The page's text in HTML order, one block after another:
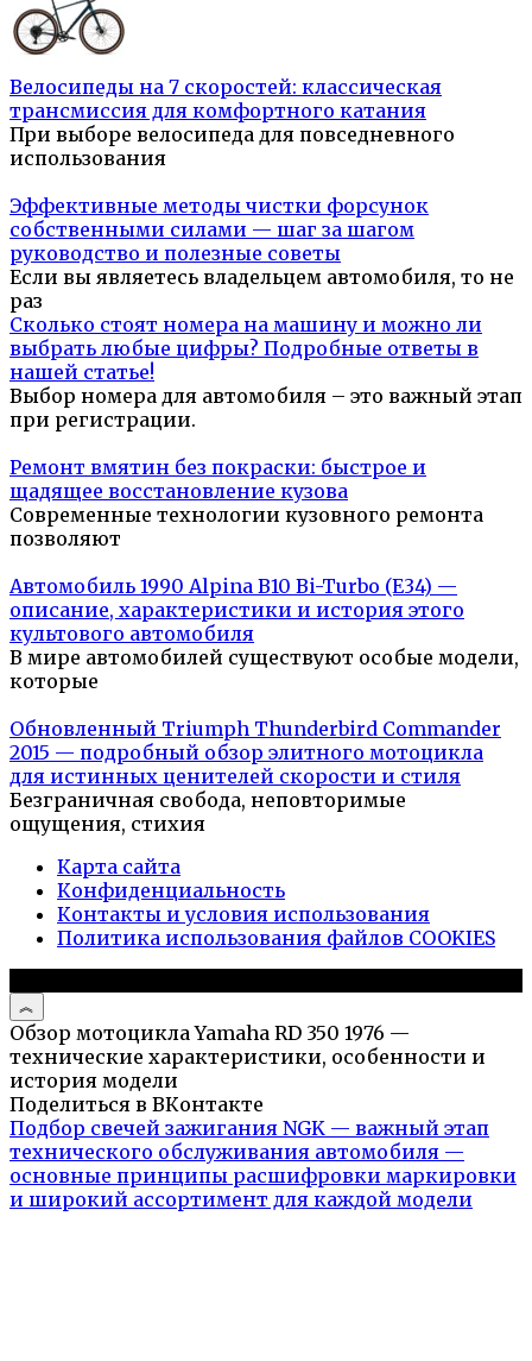
Велосипеды на 7 скоростей: классическая
трансмиссия для комфортного катания
При выборе велосипеда для повседневного
использования
Эффективные методы чистки форсунок
собственными силами — шаг за шагом
руководство и полезные советы
Если вы являетесь владельцем автомобиля, то не
раз
Сколько стоят номера на машину и можно ли
выбрать любые цифры? Подробные ответы в
нашей статье!
Выбор номера для автомобиля – это важный этап
при регистрации.
Ремонт вмятин без покраски: быстрое и
щадящее восстановление кузова
Современные технологии кузовного ремонта
позволяют
Автомобиль 1990 Alpina B10 Bi-Turbo (E34) —
описание, характеристики и история этого
культового автомобиля
В мире автомобилей существуют особые модели,
которые
Обновленный Triumph Thunderbird Commander
2015 — подробный обзор элитного мотоцикла
для истинных ценителей скорости и стиля
Безграничная свобода, неповторимые
ощущения, стихия
Карта сайта
Конфиденциальность
Контакты и условия использования
Политика использования файлов COOKIES
Обзор мотоцикла Yamaha RD 350 1976 —
технические характеристики, особенности и
история модели
Поделиться в ВКонтакте
Подбор свечей зажигания NGK — важный этап
технического обслуживания автомобиля —
основные принципы расшифровки маркировки
и широкий ассортимент для каждой модели